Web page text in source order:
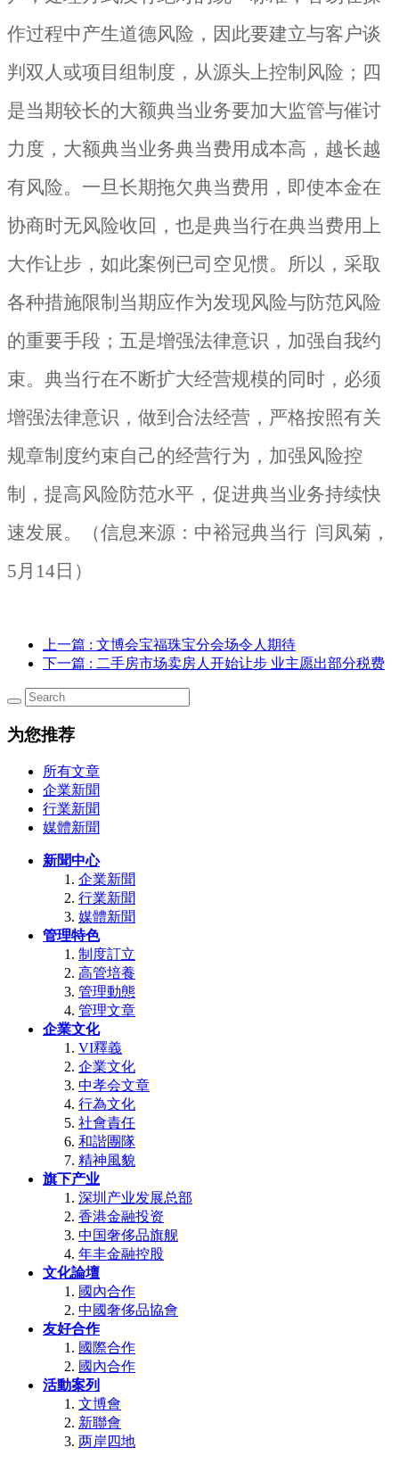
作过程中产生道德风险，因此要建立与客户谈
判双人或项目组制度，从源头上控制风险；四
是当期较长的大额典当业务要加大监管与催讨
力度，大额典当业务典当费用成本高，越长越
有风险。一旦长期拖欠典当费用，即使本金在
协商时无风险收回，也是典当行在典当费用上
大作让步，如此案例已司空见惯。所以，采取
各种措施限制当期应作为发现风险与防范风险
的重要手段；五是增强法律意识，加强自我约
束。典当行在不断扩大经营规模的同时，必须
增强法律意识，做到合法经营，严格按照有关
规章制度约束自己的经营行为，加强风险控
制，提高风险防范水平，促进典当业务持续快
速发展。（信息来源：中裕冠典当行 闫凤菊，
5月 14日）
上一篇 : 文博会宝福珠宝分会场令人期待
下一篇 : 二手房市场卖房人开始让步 业主愿出部分税费
为您推荐
所有文章
企業新聞
行業新聞
媒體新聞
新聞中心
企業新聞
行業新聞
媒體新聞
管理特色
制度訂立
高管培養
管理動態
管理文章
企業文化
VI釋義
企業文化
中孝会文章
行為文化
社會責任
和諧團隊
精神風貌
旗下产业
深圳产业发展总部
香港金融投资
中国奢侈品旗舰
年丰金融控股
文化論壇
國內合作
中國奢侈品協會
友好合作
國際合作
國內合作
活動案列
文博會
新聯會
两岸四地